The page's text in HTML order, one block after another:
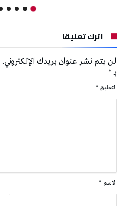
اترك تعليقاً
لن يتم نشر عنوان بريدك الإلكتروني.
بـ*
التعليق *
الاسم *